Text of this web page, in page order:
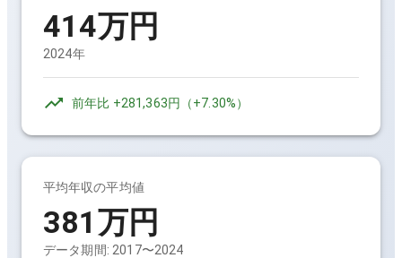
414万円
2024年
前年比 +281,363円 （+7.30%）
平均年収の平均値
381万円
データ期間: 2017〜2024